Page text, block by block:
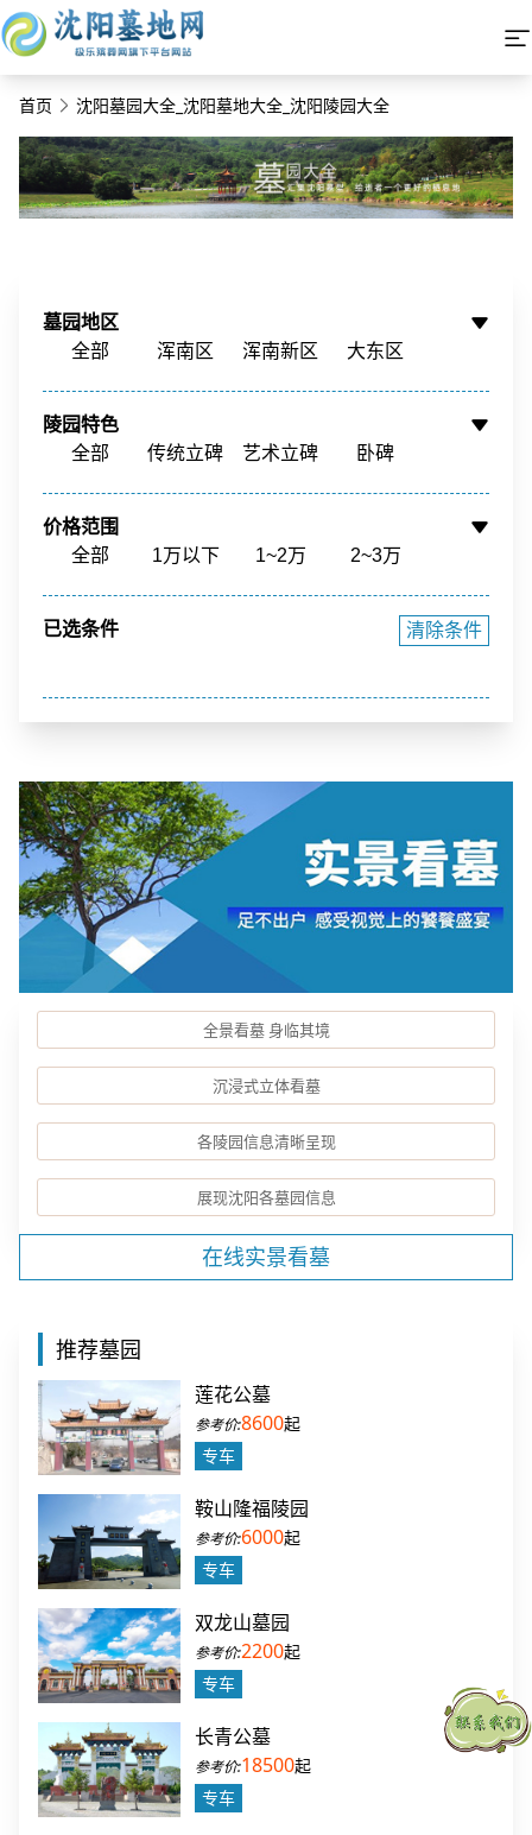
首页 沈阳墓园大全_沈阳墓地大全_沈阳陵园大全
墓园地区
全部
浑南区 浑南新区
大东区
铁西区
铁西新区 苏家屯区
沈北新区
辽中区
陵园特色
全部
传统立碑 艺术立碑
卧碑
树葬
壁葬 花坛葬
骨灰墙
骨灰寄存
价格范围
全部
1万以下 1~2万
2~3万
3~4万
4~5万 5~10万
10~15万
15~20万
已选条件 清除条件
全景看墓 身临其境
沉浸式立体看墓
各陵园信息清晰呈现
展现沈阳各墓园信息
在线实景看墓
推荐墓园
莲花公墓
8600起
专车
鞍山隆福陵园
6000起
专车
双龙山墓园
2200起
专车
长青公墓
18500起
专车